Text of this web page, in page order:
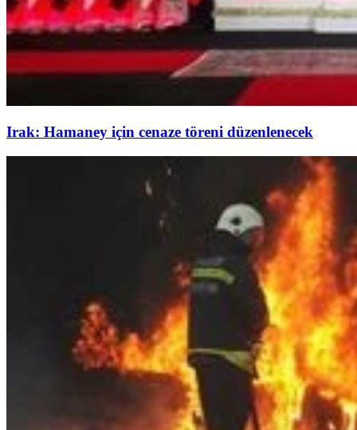
Irak: Hamaney için cenaze töreni düzenlenecek